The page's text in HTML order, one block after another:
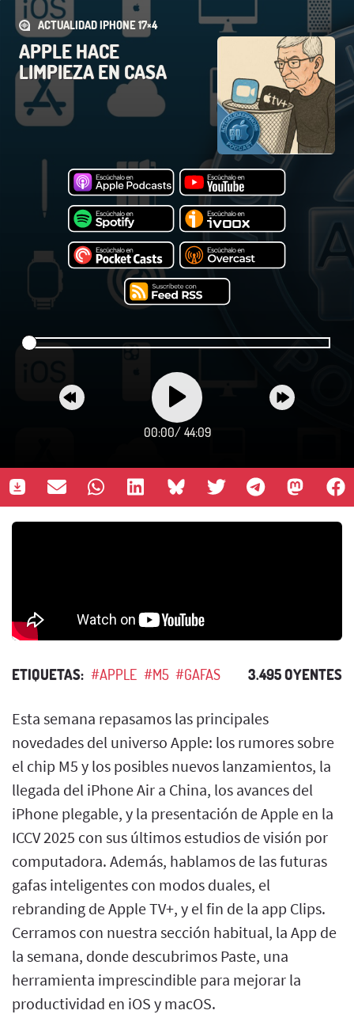
ACTUALIDAD IPHONE 17×4
APPLE HACE
LIMPIEZA EN CASA
00:00/ 44:09
ETIQUETAS: #APPLE #M5 #GAFAS 3.495 OYENTES
Esta semana repasamos las principales
novedades del universo Apple: los rumores sobre
el chip M5 y los posibles nuevos lanzamientos, la
llegada del iPhone Air a China, los avances del
iPhone plegable, y la presentación de Apple en la
ICCV 2025 con sus últimos estudios de visión por
computadora. Además, hablamos de las futuras
gafas inteligentes con modos duales, el
rebranding de Apple TV+, y el fin de la app Clips.
Cerramos con nuestra sección habitual, la App de
la semana, donde descubrimos Paste, una
herramienta imprescindible para mejorar la
productividad en iOS y macOS.